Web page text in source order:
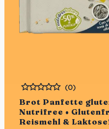
Brot Panfette
Nutrifree •
Reismehl &
Bewertet
(0)